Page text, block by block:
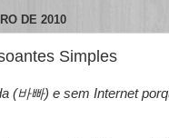
DE 2010
Simples
(바빠) e sem Internet